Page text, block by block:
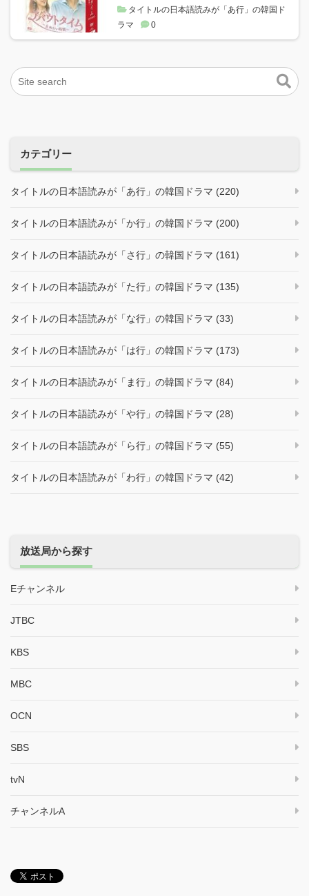
タイトルの日本語読みが「あ行」の韓国ド
ラマ
0
カテゴリー
タイトルの日本語読みが「あ行」の韓国ドラマ (220)
タイトルの日本語読みが「か行」の韓国ドラマ (200)
タイトルの日本語読みが「さ行」の韓国ドラマ (161)
タイトルの日本語読みが「た行」の韓国ドラマ (135)
タイトルの日本語読みが「な行」の韓国ドラマ (33)
タイトルの日本語読みが「は行」の韓国ドラマ (173)
タイトルの日本語読みが「ま行」の韓国ドラマ (84)
タイトルの日本語読みが「や行」の韓国ドラマ (28)
タイトルの日本語読みが「ら行」の韓国ドラマ (55)
タイトルの日本語読みが「わ行」の韓国ドラマ (42)
放送局から探す
Eチャンネル
JTBC
KBS
MBC
OCN
SBS
tvN
チャンネルA